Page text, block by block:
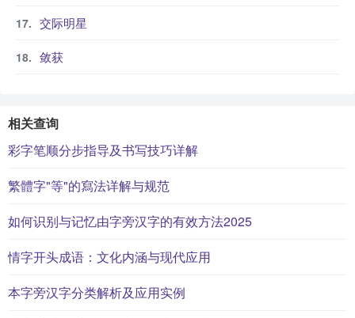
交际明星
敛获
相关查询
彩字笔顺分步指导及书写技巧详解
繁體字"等"的寫法详解与规范
如何识别与记忆由字旁汉字的有效方法2025
情字开头成语：文化内涵与现代应用
本字旁汉字分类解析及应用实例